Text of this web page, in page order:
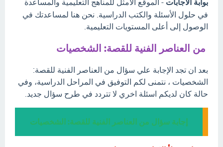
بوابة الاجابات - الموقع الأمثل للمناهج التعليمية والمساعدة
في حلول الأسئلة والكتب الدراسية. نحن هنا لمساعدتك في
الوصول إلى أعلى المستويات التعليمية.
من العناصر الفنية للقصة: الشخصيات
بعد ان تجد الإجابة علي سؤال من العناصر الفنية للقصة:
الشخصيات ، نتمنى لكم التوفيق في المراحل الدراسية، وفي
حالة كان لديكم اسئلة اخري لا تتردد في طرح سؤال جديد.
إجابة سؤال من العناصر الفنية للقصة: الشخصيات